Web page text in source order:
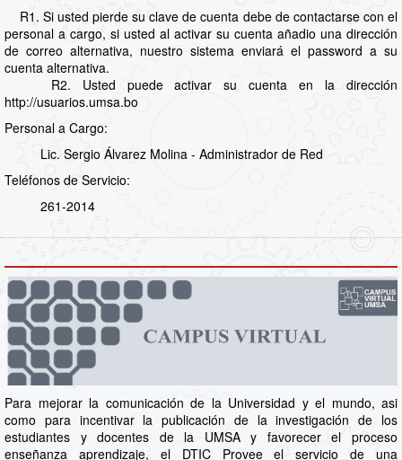
R1. Si usted pierde su clave de cuenta debe de contactarse con el
personal a cargo, si usted al activar su cuenta añadio una dirección
de correo alternativa, nuestro sistema enviará el password a su
cuenta alternativa.
R2. Usted puede activar su cuenta en la dirección
http://usuarios.umsa.bo
Personal a Cargo:
Lic. Sergio Álvarez Molina - Administrador de Red
Teléfonos de Servicio:
261-2014
Para mejorar la comunicación de la Universidad y el mundo, asi
como para incentivar la publicación de la investigación de los
estudiantes y docentes de la UMSA y favorecer el proceso
enseñanza aprendizaje, el DTIC Provee el servicio de una